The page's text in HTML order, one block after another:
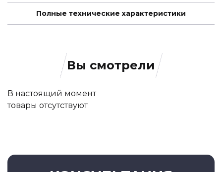
Полные технические характеристики
Вы смотрели
В настоящий момент
товары отсутствуют